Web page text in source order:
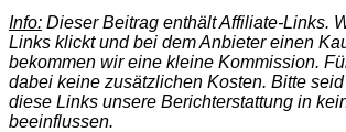
Info: Dieser Beitrag enthält Affiliate-Links.
Links klickt und bei dem Anbieter einen
bekommen wir eine kleine Kommission.
dabei keine zusätzlichen Kosten. Bitte
diese Links unsere Berichterstattung in
beeinflussen.